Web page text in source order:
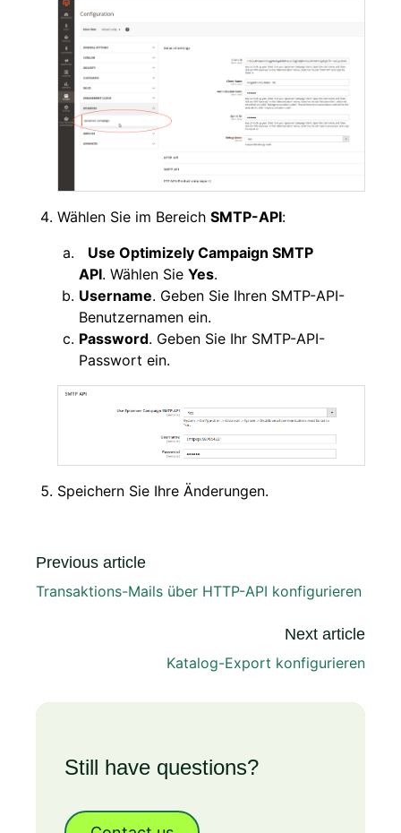
Wählen Sie im Bereich SMTP-API:
Use Optimizely Campaign SMTP
API. Wählen Sie Yes.
Username. Geben Sie Ihren SMTP-API-
Benutzernamen ein.
Password. Geben Sie Ihr SMTP-API-
Passwort ein.
Speichern Sie Ihre Änderungen.
Previous article
Transaktions-Mails über HTTP-API konfigurieren
Next article
Katalog-Export konfigurieren
Still have questions?